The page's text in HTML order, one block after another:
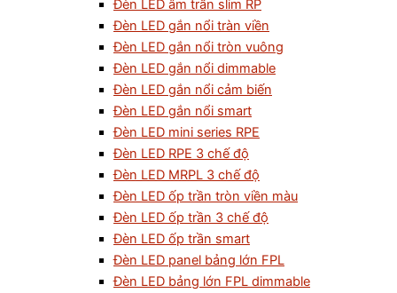
Đèn LED âm trần slim RP
Đèn LED gắn nổi tràn viền
Đèn LED gắn nổi tròn vuông
Đèn LED gắn nổi dimmable
Đèn LED gắn nổi cảm biến
Đèn LED gắn nổi smart
Đèn LED mini series RPE
Đèn LED RPE 3 chế độ
Đèn LED MRPL 3 chế độ
Đèn LED ốp trần tròn viền màu
Đèn LED ốp trần 3 chế độ
Đèn LED ốp trần smart
Đèn LED panel bảng lớn FPL
Đèn LED bảng lớn FPL dimmable